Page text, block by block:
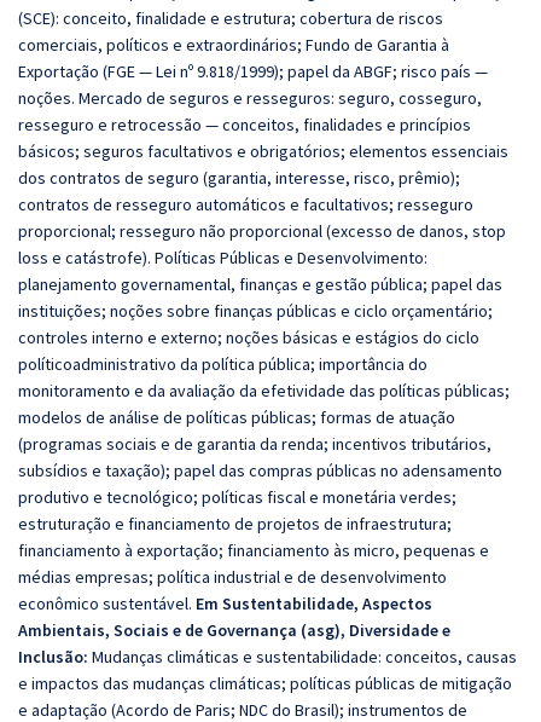
(SCE): conceito, finalidade e estrutura; cobertura de riscos
comerciais, políticos e extraordinários; Fundo de Garantia à
Exportação (FGE — Lei nº 9.818/1999); papel da ABGF; risco país —
noções. Mercado de seguros e resseguros: seguro, cosseguro,
resseguro e retrocessão — conceitos, finalidades e princípios
básicos; seguros facultativos e obrigatórios; elementos essenciais
dos contratos de seguro (garantia, interesse, risco, prêmio);
contratos de resseguro automáticos e facultativos; resseguro
proporcional; resseguro não proporcional (excesso de danos, stop
loss e catástrofe). Políticas Públicas e Desenvolvimento:
planejamento governamental, finanças e gestão pública; papel das
instituições; noções sobre finanças públicas e ciclo orçamentário;
controles interno e externo; noções básicas e estágios do ciclo
políticoadministrativo da política pública; importância do
monitoramento e da avaliação da efetividade das políticas públicas;
modelos de análise de políticas públicas; formas de atuação
(programas sociais e de garantia da renda; incentivos tributários,
subsídios e taxação); papel das compras públicas no adensamento
produtivo e tecnológico; políticas fiscal e monetária verdes;
estruturação e financiamento de projetos de infraestrutura;
financiamento à exportação; financiamento às micro, pequenas e
médias empresas; política industrial e de desenvolvimento
econômico sustentável. Em Sustentabilidade, Aspectos
Ambientais, Sociais e de Governança (asg), Diversidade e
Inclusão: Mudanças climáticas e sustentabilidade: conceitos, causas
e impactos das mudanças climáticas; políticas públicas de mitigação
e adaptação (Acordo de Paris; NDC do Brasil); instrumentos de